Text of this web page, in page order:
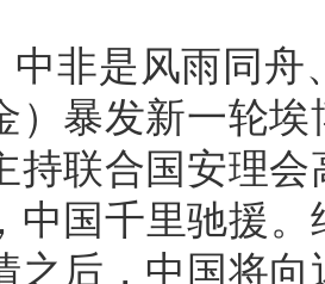
中非是风雨同舟
）暴发新一轮
持联合国安理
中国千里驰援
之后，中国将